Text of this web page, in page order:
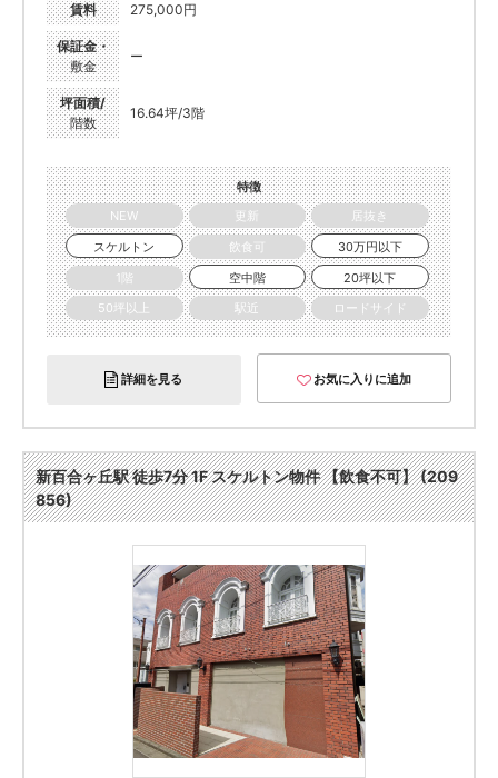
賃料 275,000円
保証金・
敷金
ー
坪面積/
階数
16.64坪/3階
特徴
NEW
更新
居抜き
スケルトン
飲食可
30万円以下
1階
空中階
20坪以下
50坪以上
駅近 ロードサイド
詳細を見る お気に入りに追加
新百合ヶ丘駅 徒歩7分 1F スケルトン物件 【飲食不可】 (209
856)